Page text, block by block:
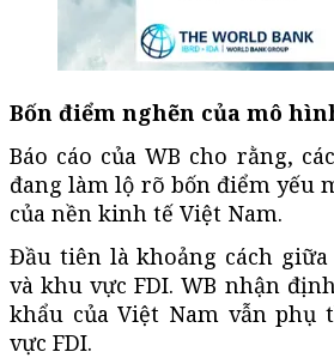
Bốn điểm nghẽn của mô
Báo cáo của WB cho rằng,
đang làm lộ rõ bốn điểm yếu
của nền kinh tế Việt Nam.
Đầu tiên là khoảng cách
và khu vực FDI. WB nhận
khẩu của Việt Nam vẫn phụ
vực FDI.